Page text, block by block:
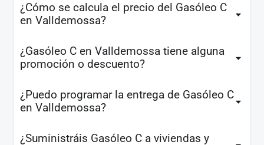
¿Cómo se calcula el precio del Gasóleo C
en Valldemossa?
¿Gasóleo C en Valldemossa tiene alguna
promoción o descuento?
¿Puedo programar la entrega de Gasóleo C
en Valldemossa?
¿Suministráis Gasóleo C a viviendas y